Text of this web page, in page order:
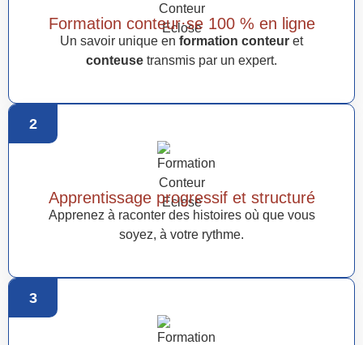
Formation conteur·se 100 % en ligne
Un savoir unique en formation conteur et
conteuse transmis par un expert.
2
Apprentissage progressif et structuré
Apprenez à raconter des histoires où que vous
soyez, à votre rythme.
3